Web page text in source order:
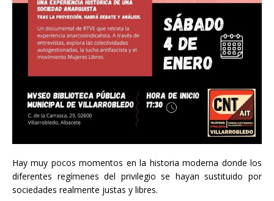
Hay muy pocos momentos en la historia moderna donde los
diferentes regímenes del privilegio se hayan sustituido por
sociedades realmente justas y libres.